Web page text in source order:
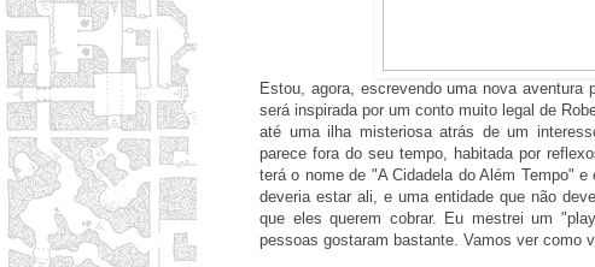
Estou, agora, escrevendo uma nova
será inspirada por um conto muito legal de
até uma ilha misteriosa atrás de um
parece fora do seu tempo, habitada por
terá o nome de "A Cidadela do Além Tempo"
deveria estar ali, e uma entidade que não
que eles querem cobrar. Eu mestrei um
pessoas gostaram bastante. Vamos ver como